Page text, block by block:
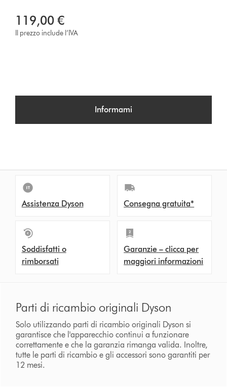
119,00 €
Il prezzo include l’IVA
Informami
Assistenza Dyson Consegna gratuita*
Soddisfatti o
rimborsati
Garanzie – clicca per
maggiori informazioni
Parti di ricambio originali Dyson
Solo utilizzando parti di ricambio originali Dyson si
garantisce che l'apparecchio continui a funzionare
correttamente e che la garanzia rimanga valida. Inoltre,
tutte le parti di ricambio e gli accessori sono garantiti per
12 mesi.